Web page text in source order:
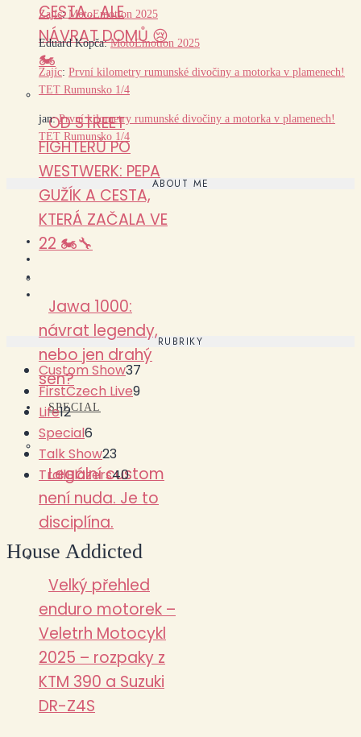
CESTA… ALE
NÁVRAT DOMŮ 😢
🏍️
OD STREET
FIGHTERŮ PO
WESTWERK: PEPA
GUŽÍK A CESTA,
KTERÁ ZAČALA VE
22 🏍️🔧
Jawa 1000:
návrat legendy,
nebo jen drahý
sen?
SPECIAL
Legální custom
není nuda. Je to
disciplína.
Velký přehled
enduro motorek –
Veletrh Motocykl
2025 – rozpaky z
KTM 390 a Suzuki
DR-Z4S
Zajíc: MotoEmotion 2025
Eduard Kopča:MotoEmotion 2025
Zajíc: První kilometry rumunské divočiny a motorka v plamenech!
TET Rumunsko 1/4
jan:První kilometry rumunské divočiny a motorka v plamenech!
TET Rumunsko 1/4
ABOUT ME
RUBRIKY
Custom Show37
FirstCzech Live9
Life12
Special6
Talk Show23
TrailBlazers40
House Addicted